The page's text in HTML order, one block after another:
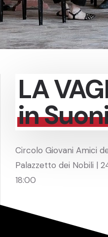
LA
in
Circolo Giovani Amici
Palazzetto dei Nobili |
18:00